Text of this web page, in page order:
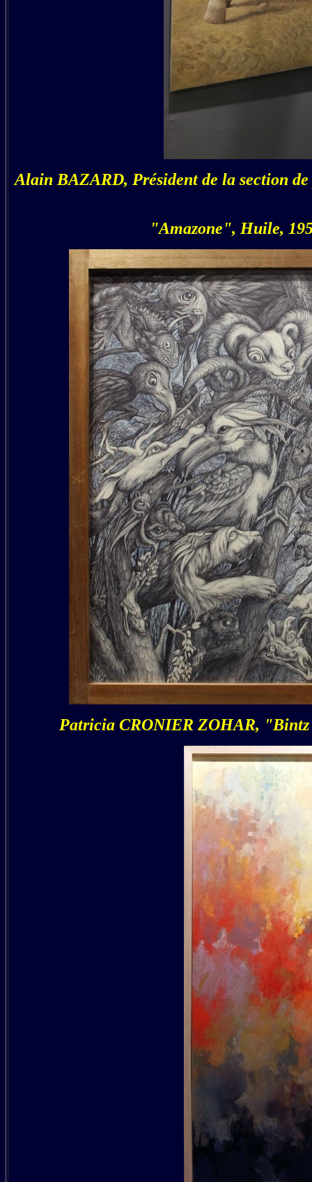
Alain BAZARD, Président de la section
"Amazone", Huile,
Patricia CRONIER ZOHAR,